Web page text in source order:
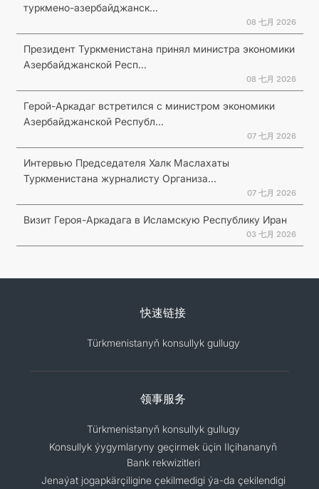
туркмено-азербайджанск...
08 七月 2026
Президент Туркменистана принял министра экономики
Азербайджанской Респ...
08 七月 2026
Герой-Аркадаг встретился с министром экономики
Азербайджанской Республ...
07 七月 2026
Интервью Председателя Халк Маслахаты
Туркменистана журналисту Организа...
07 七月 2026
Визит Героя-Аркадага в Исламскую Республику Иран
03 七月 2026
快速链接
Türkmenistanyň konsullyk gullugy
领事服务
Türkmenistanyň konsullyk gullugy
Konsullyk ýygymlaryny geçirmek üçin Ilçihananyň
Bank rekwizitleri
Jenaýat jogapkärçiligine çekilmedigi ýa-da çekilendigi